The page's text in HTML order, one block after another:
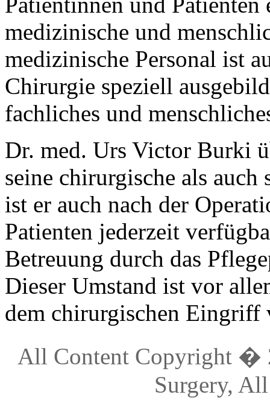
medizinische und
medizinische Personal ist
Chirurgie speziell
fachliches und
Dr. med. Urs Victor Burki
seine chirurgische als
ist er auch nach der
Patienten jederzeit
Betreuung durch das
Dieser Umstand ist vor
dem chirurgischen Eingriff
All Content Copyright �
Surgery,